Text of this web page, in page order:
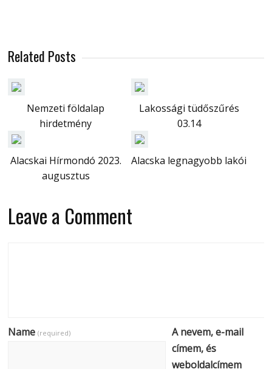
Related Posts
Nemzeti földalap
hirdetmény
Lakossági tüdőszűrés
03.14
Alacskai Hírmondó 2023.
augusztus
Alacska legnagyobb lakói
Leave a Comment
Name(required)
A nevem, e-mail
címem, és
weboldalcímem